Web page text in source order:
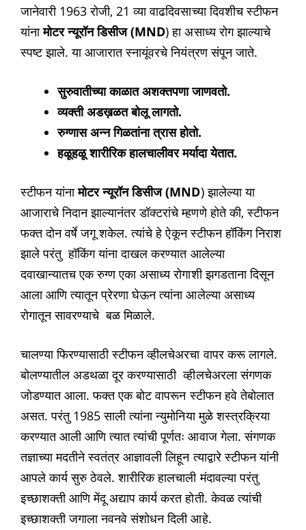
जानेवारी 1963 रोजी, 21 व्या वाढदिवसाच्या दिवशीच स्टीफन
यांनामोटर न्यूरॉन डिसीज (MND) हा असाध्य रोग झाल्याचे
स्पष्ट झाले. या आजारात स्नायूंवरचे नियंत्रण संपून जाते.
सुरुवातीच्या काळात अशक्तपणा जाणवतो.
व्यक्ती अडख़ळत बोलू लागतो.
रुग्णास अन्न गिळतांना त्रास होतो.
हळूहळू शारीरिक हालचालीवर मर्यादा येतात.
स्टीफन यांनामोटर न्यूरॉन डिसीज (MND) झालेल्या या
आजाराचे निदान झाल्यानंतर डॉक्टरांचे म्हणणे होते की, स्टीफन
फक्त दोन वर्षे जगू शकेल. त्यांचे हे ऐकून स्टीफन हॉकिंग निराश
झाले परंतु हॉकिंग यांना दाखल करण्यात आलेल्या
दवाखान्यातच एक रुग्ण एका असाध्य रोगाशी झगडताना दिसून
आला आणि त्यातून प्रेरणा घेऊन त्यांना आलेल्या असाध्य
रोगातून सावरण्याचे बळ मिळाले.
चालण्या फिरण्यासाठी स्टीफन व्हीलचेअरचा वापर करू लागले.
बोलण्यातील अडथळा दूर करण्यासाठी व्हीलचेअरला संगणक
जोडण्यात आला. फक्त एक बोट वापरून स्टीफन हवे तेबोलात
असत. परंतु 1985 साली त्यांना न्युमोनिया मुळे शस्त्रक्रिया
करण्यात आली आणि त्यात त्यांची पूर्णतः आवाज गेला. संगणक
तज्ञाच्या मदतीने स्वतंत्र आज्ञावली लिहून त्याद्वारे स्टीफन यांनी
आपले कार्य सुरु ठेवले. शारीरिक हालचाली मंदावल्या परंतु
इच्छाशक्ती आणि मेंदू अद्याप कार्य करत होती. केवळ त्यांची
इच्छाशक्ती जगाला नवनवे संशोधन दिली आहे.